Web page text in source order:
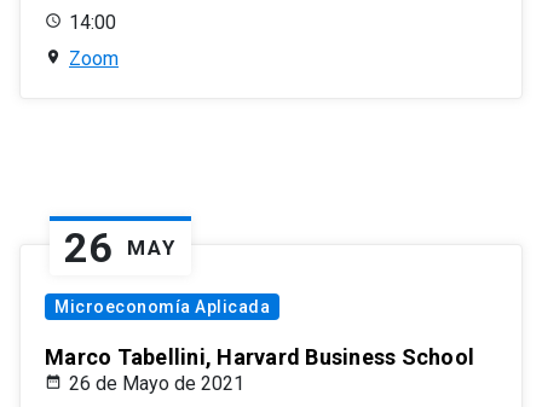
14:00
Zoom
26 MAY
Microeconomía Aplicada
Marco Tabellini, Harvard Business School
26 de Mayo de 2021